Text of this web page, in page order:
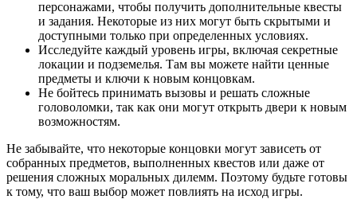
персонажами, чтобы получить дополнительные квесты
и задания. Некоторые из них могут быть скрытыми и
доступными только при определенных условиях.
Исследуйте каждый уровень игры, включая секретные
локации и подземелья. Там вы можете найти ценные
предметы и ключи к новым концовкам.
Не бойтесь принимать вызовы и решать сложные
головоломки, так как они могут открыть двери к новым
возможностям.
Не забывайте, что некоторые концовки могут зависеть от
собранных предметов, выполненных квестов или даже от
решения сложных моральных дилемм. Поэтому будьте готовы
к тому, что ваш выбор может повлиять на исход игры.